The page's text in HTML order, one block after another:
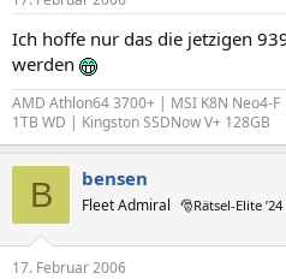
Ich hoffe nur das die jetzigen
werden
AMD Athlon64 3700+ | MSI K8N Neo4-
1TB WD | Kingston SSDNow V+ 128GB
B bensen
Fleet Admiral 🎅Rätsel-Elite ’24
17. Februar 2006